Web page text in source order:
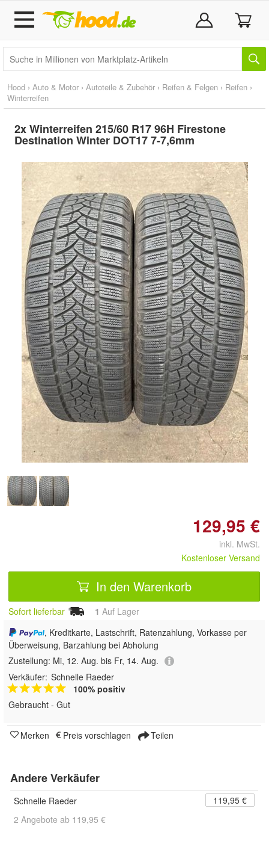
Hood › Auto & Motor › Autoteile & Zubehör › Reifen & Felgen › Reifen ›
Winterreifen
2x Winterreifen 215/60 R17 96H Firestone
Destination Winter DOT17 7-7,6mm
Doppelt antippen zum
vergrößern
129,95 €
inkl. MwSt.
Kostenloser Versand
In den Warenkorb
Sofort lieferbar 1 Auf Lager
, Kreditkarte, Lastschrift, Ratenzahlung, Vorkasse per
Überweisung, Barzahlung bei Abholung
Zustellung: Mi, 12. Aug. bis Fr, 14. Aug.
Verkäufer: Schnelle Raeder
100% positiv
Gebraucht - Gut
Merken Preis vorschlagen Teilen
Andere Verkäufer
Schnelle Raeder
119,95 €
2 Angebote ab 119,95 €